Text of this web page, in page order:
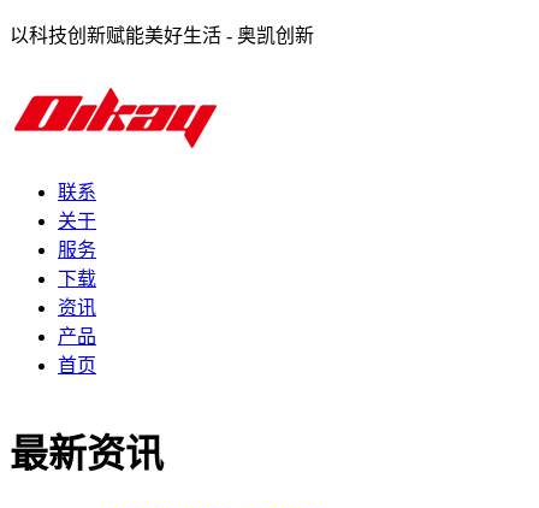
以科技创新赋能美好生活 - 奥凯创新
联系
关于
服务
下载
资讯
产品
首页
最新资讯